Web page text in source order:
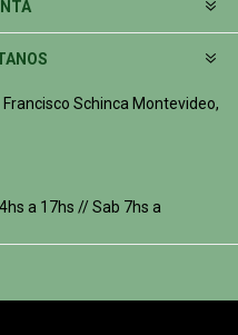
Schinca Montevideo,
a 17hs // Sab 7hs a